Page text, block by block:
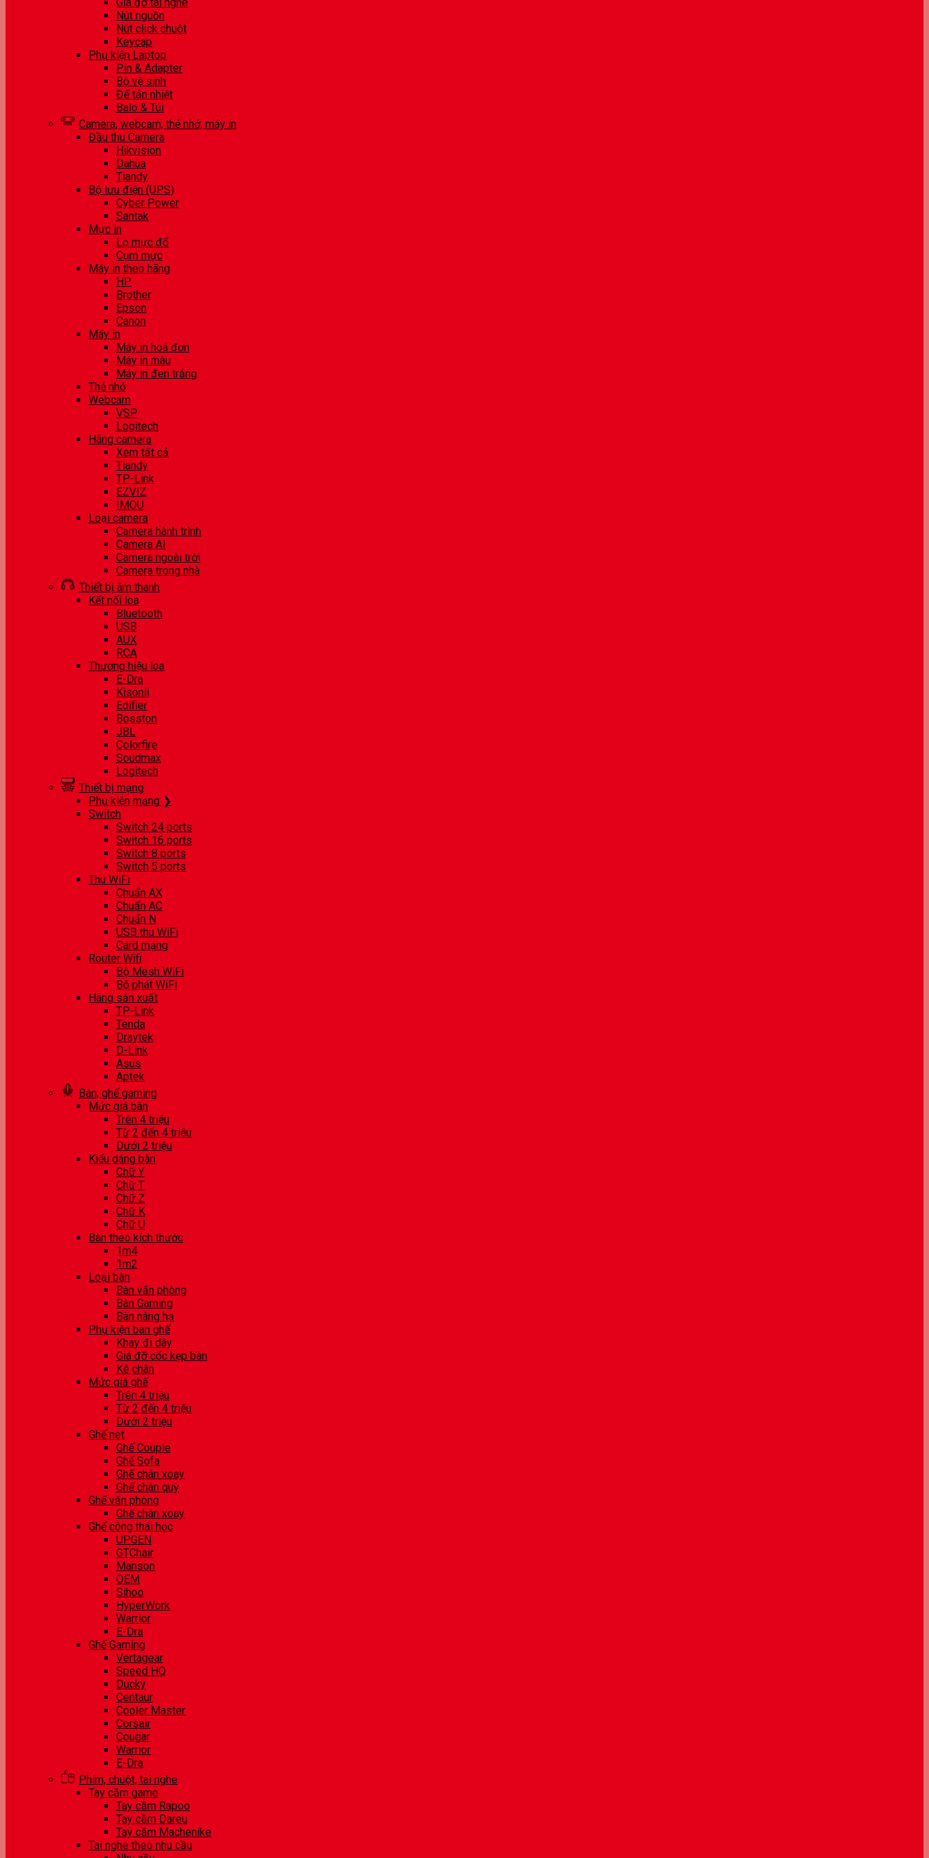
Nút nguồn
Nút click chuột
Keycap
Phụ kiện Laptop
Pin & Adapter
Bộ vệ sinh
Đế tản nhiệt
Balo & Túi
Camera, webcam, thẻ nhớ, máy in
Đầu thu Camera
Hikvision
Dahua
Tiandy
Bộ lưu điện (UPS)
Cyber Power
Santak
Mực in
Lọ mực đổ
Cụm mực
Máy in theo hãng
HP
Brother
Epson
Canon
Máy in
Máy in hoá đơn
Máy in màu
Máy in đen trắng
Thẻ nhớ
Webcam
VSP
Logitech
Hãng camera
Xem tất cả
Tiandy
TP-Link
EZVIZ
IMOU
Loại camera
Camera hành trình
Camera AI
Camera ngoài trời
Camera trong nhà
Thiết bị âm thanh
Kết nối loa
Bluetooth
USB
AUX
RCA
Thương hiệu loa
E-Dra
Kisonli
Edifier
Bosston
JBL
Colorfire
Soudmax
Logitech
Thiết bị mạng
Phụ kiện mạng ❯
Switch
Switch 24 ports
Switch 16 ports
Switch 8 ports
Switch 5 ports
Thu WiFi
Chuẩn AX
Chuẩn AC
Chuẩn N
USB thu WiFi
Card mạng
Router Wifi
Bộ Mesh WiFi
Bộ phát WiFi
Hãng sản xuất
TP-Link
Tenda
Draytek
D-Link
Asus
Aptek
Bàn, ghế gaming
Mức giá bàn
Trên 4 triệu
Từ 2 đến 4 triệu
Dưới 2 triệu
Kiểu dáng bàn
Chữ Y
Chữ T
Chữ Z
Chữ K
Chữ U
Bàn theo kích thước
1m4
1m2
Loại bàn
Bàn văn phòng
Bàn Gaming
Bàn nâng hạ
Phụ kiện bàn ghế
Khay đi dây
Giá đỡ cốc kẹp bàn
Kê chân
Mức giá ghế
Trên 4 triệu
Từ 2 đến 4 triệu
Dưới 2 triệu
Ghế net
Ghế Couple
Ghế Sofa
Ghế chân xoay
Ghế chân quỳ
Ghế văn phòng
Ghế chân xoay
Ghế công thái học
UPGEN
GTChair
Manson
OEM
Sihoo
HyperWork
Warrior
E-Dra
Ghế Gaming
Vertagear
Speed HQ
Ducky
Centaur
Cooler Master
Corsair
Cougar
Warrior
E-Dra
Phím, chuột, tai nghe
Tay cầm game
Tay cầm Rapoo
Tay cầm Dareu
Tay cầm Machenike
Tai nghe theo nhu cầu